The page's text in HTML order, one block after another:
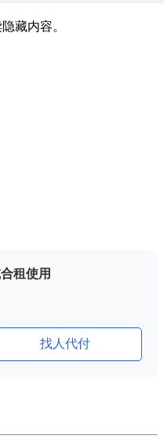
藏内容。
租使用
找人代付